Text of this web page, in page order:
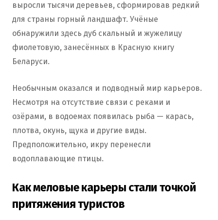
выросли тысячи деревьев, сформировав редкий
для страны горный ландшафт. Учёные
обнаружили здесь дуб скальный и жужелицу
фиолетовую, занесённых в Красную книгу
Беларуси.
Необычным оказался и подводный мир карьеров.
Несмотря на отсутствие связи с реками и
озёрами, в водоемах появилась рыба — карась,
плотва, окунь, щука и другие виды.
Предположительно, икру перенесли
водоплавающие птицы.
Как меловые карьеры стали точкой
притяжения туристов